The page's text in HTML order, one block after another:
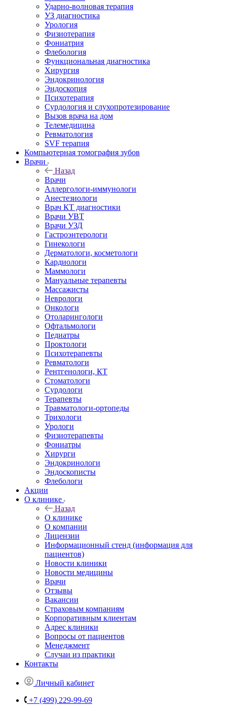
Ударно-волновая терапия
УЗ диагностика
Урология
Физиотерапия
Фониатрия
Флебология
Функциональная диагностика
Хирургия
Эндокринология
Эндоскопия
Психотерапия
Сурдология и слухопротезирование
Вызов врача на дом
Телемедицина
Ревматология
SVF терапия
Компьютерная томография зубов
Врачи
Назад
Врачи
Аллергологи-иммунологи
Анестезиологи
Врач КТ диагностики
Врачи УВТ
Врачи УЗД
Гастроэнтерологи
Гинекологи
Дерматологи, косметологи
Кардиологи
Маммологи
Мануальные терапевты
Массажисты
Неврологи
Онкологи
Отоларингологи
Офтальмологи
Педиатры
Проктологи
Психотерапевты
Ревматологи
Рентгенологи, КТ
Стоматологи
Сурдологи
Терапевты
Травматологи-ортопеды
Трихологи
Урологи
Физиотерапевты
Фониатры
Хирурги
Эндокринологи
Эндоскописты
Флебологи
Акции
О клинике
Назад
О клинике
О компании
Лицензии
Информационный стенд (информация для
пациентов)
Новости клиники
Новости медицины
Врачи
Отзывы
Вакансии
Страховым компаниям
Корпоративным клиентам
Адрес клиники
Вопросы от пациентов
Менеджмент
Случаи из практики
Контакты
Личный кабинет
+7 (499) 229-99-69